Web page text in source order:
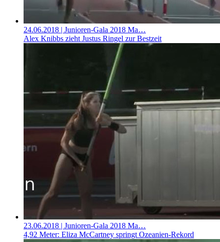
24.06.2018 | Junioren-Gala 2018 Ma…
Alex Knibbs zieht Justus Ringel zur Bestzeit
23.06.2018 | Junioren-Gala 2018 Ma…
4,92 Meter: Eliza McCartney springt Ozeanien-Rekord